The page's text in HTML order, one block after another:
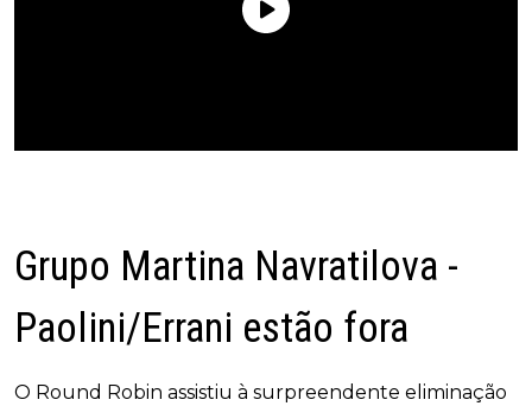
Grupo Martina Navratilova -
Paolini/Errani estão fora
O Round Robin assistiu à surpreendente eliminação